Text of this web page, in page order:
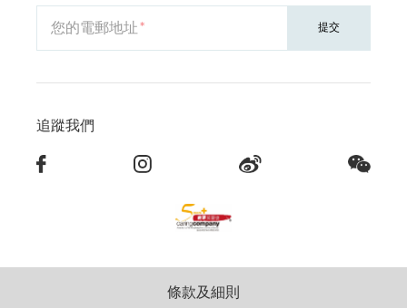
您的電郵地址 提交
追蹤我們
條款及細則